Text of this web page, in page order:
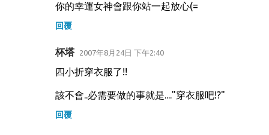
你的幸運女神會跟你站一起放心(=
回覆
杯塔 2007年8月24日 下午2:40
四小折穿衣服了!!
該不會..必需要做的事就是...."穿衣服吧!?"
回覆